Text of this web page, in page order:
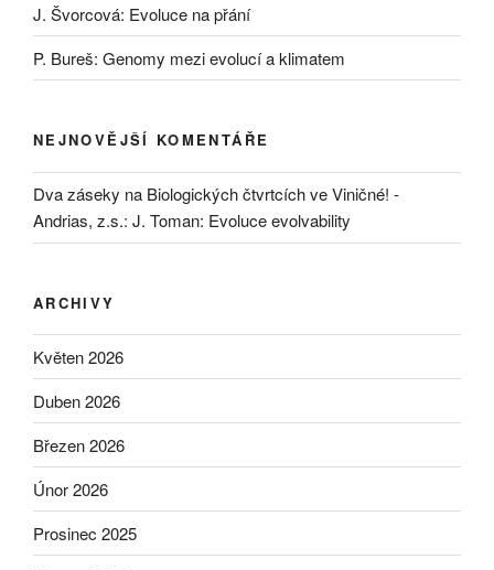
J. Švorcová: Evoluce na přání
P. Bureš: Genomy mezi evolucí a klimatem
NEJNOVĚJŠÍ KOMENTÁŘE
Dva záseky na Biologických čtvrtcích ve Viničné! -
Andrias, z.s.: J. Toman: Evoluce evolvability
ARCHIVY
Květen 2026
Duben 2026
Březen 2026
Únor 2026
Prosinec 2025